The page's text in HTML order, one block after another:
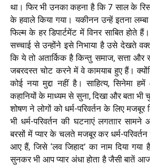
था। फिर भी उनका कहना है कि 7 साल के
के हवाले किया गया। यकीनन उन्हें इतना
फिल्म के हर डिपार्टमेंट में विनर साबित होते
सच्चाई से उन्होंने इसे निभाया है उसे देखते
कि ये तो अतार्किक है किन्तु समाज, सत्ता और
जबरदस्त चोट करने में वे कामयाब हुए हैं।
कोई नया मुद्दा नहीं है। साहित्य, सिनेमा
कहान‍ियों के माध्यम से सुना, दिखा और बता भी
शोषण ने लोगों को धर्म-परिवर्तन के लिए
भी धर्म-परिवर्तन की घटनाएं लगताार
बरसों में प्यार के चलते मजबूर कर धर्म-
आए हैं, जिसे ‘लव जिहाद’ का नाम द‍िया
सुनकर भी आप प्यार अंधा होता है जैसी बातें